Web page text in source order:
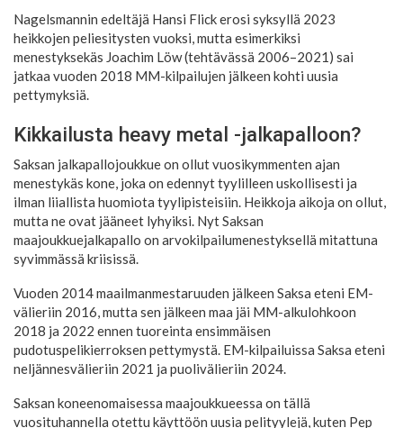
Nagelsmannin edeltäjä Hansi Flick erosi syksyllä 2023
heikkojen peliesitysten vuoksi, mutta esimerkiksi
menestyksekäs Joachim Löw (tehtävässä 2006–2021) sai
jatkaa vuoden 2018 MM-kilpailujen jälkeen kohti uusia
pettymyksiä.
Kikkailusta heavy metal -jalkapalloon?
Saksan jalkapallojoukkue on ollut vuosikymmenten ajan
menestykäs kone, joka on edennyt tyylilleen uskollisesti ja
ilman liiallista huomiota tyylipisteisiin. Heikkoja aikoja on ollut,
mutta ne ovat jääneet lyhyiksi. Nyt Saksan
maajoukkuejalkapallo on arvokilpailumenestyksellä mitattuna
syvimmässä kriisissä.
Vuoden 2014 maailmanmestaruuden jälkeen Saksa eteni EM-
välieriin 2016, mutta sen jälkeen maa jäi MM-alkulohkoon
2018 ja 2022 ennen tuoreinta ensimmäisen
pudotuspelikierroksen pettymystä. EM-kilpailuissa Saksa eteni
neljännesvälieriin 2021 ja puolivälieriin 2024.
Saksan koneenomaisessa maajoukkueessa on tällä
vuosituhannella otettu käyttöön uusia pelityylejä, kuten Pep